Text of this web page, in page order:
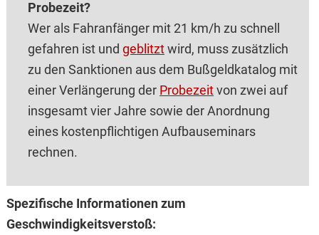
Probezeit?
Wer als Fahranfänger mit 21 km/h zu schnell
gefahren ist und geblitztwird, muss zusätzlich
zu den Sanktionen aus dem Bußgeldkatalog mit
einer Verlängerung der Probezeitvon zwei auf
insgesamt vier Jahre sowie der Anordnung
eines kostenpflichtigen Aufbauseminars
rechnen.
Spezifische Informationen zum
Geschwindigkeitsverstoß: